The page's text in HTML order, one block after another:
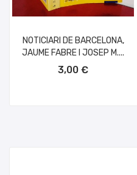
NOTICIARI DE BARCELONA,
JAUME FABRE I JOSEP M....
3,00 €